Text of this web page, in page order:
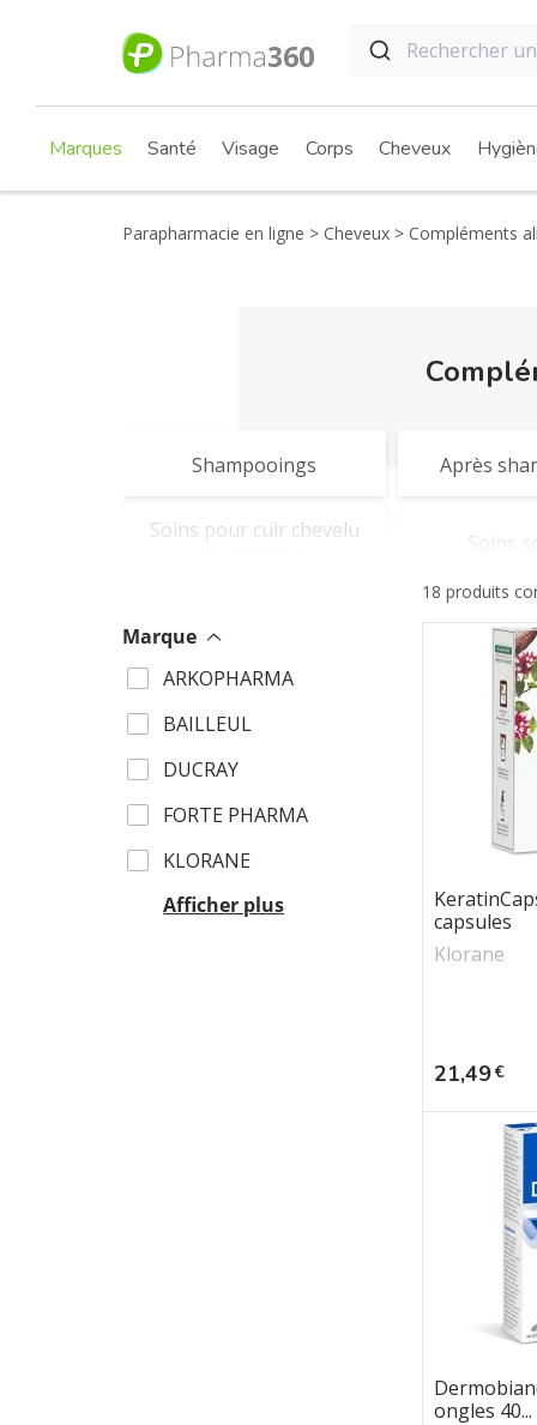
Marques Santé Visage Corps Cheveux
Parapharmacie en ligne Cheveux Compléments
Shampooings Après
Soins pour cuir chevelu
Soins
Marque
ARKOPHARMA
BAILLEUL
DUCRAY
FORTE PHARMA
KLORANE
NEW
PILEJE
Afficher plus
18 produits
capsules
Klorane
Prix
21,49€
ongles 40...